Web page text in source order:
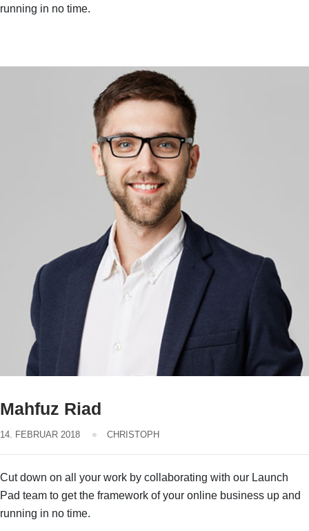
running in no time.
Mahfuz Riad
14. FEBRUAR 2018 CHRISTOPH
Cut down on all your work by collaborating with our Launch
Pad team to get the framework of your online business up and
running in no time.